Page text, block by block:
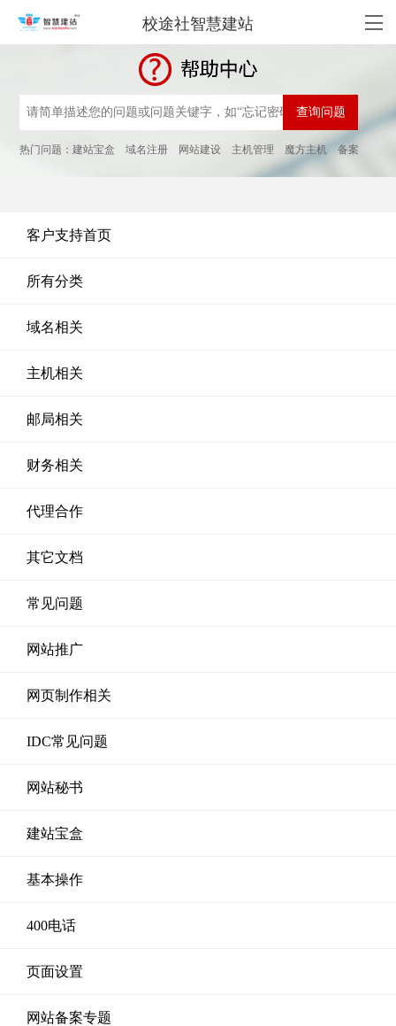
校途社智慧建站
热门问题：建站宝盒 域名注册 网站建设 主机管理 魔方主机 备案
客户支持首页
所有分类
域名相关
主机相关
邮局相关
财务相关
代理合作
其它文档
常见问题
网站推广
网页制作相关
IDC常见问题
网站秘书
建站宝盒
基本操作
400电话
页面设置
网站备案专题